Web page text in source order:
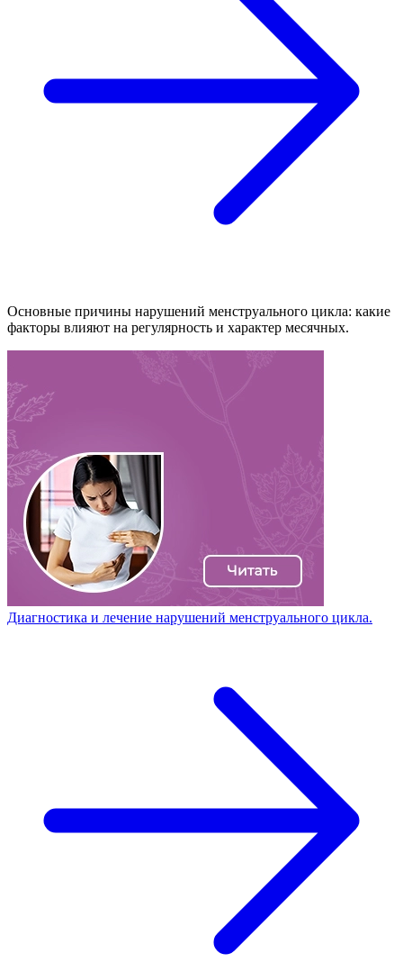
Основные причины нарушений менструального цикла: какие
факторы влияют на регулярность и характер месячных.
Диагностика и лечение нарушений менструального цикла.